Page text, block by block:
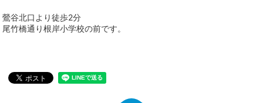
鶯谷北口より徒歩2分
尾竹橋通り根岸小学校の前です。